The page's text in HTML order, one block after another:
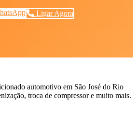
Ligar Agora
automotivo em São José do Rio
troca de compressor e muito mais.